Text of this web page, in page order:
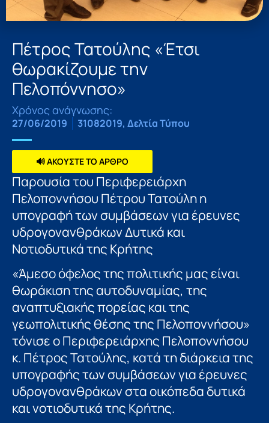
Πέτρος Τατούλης «Έτσι
θωρακίζουμε την
Πελοπόννησο»
Χρόνος ανάγνωσης:
27/06/2019 31082019, Δελτία Τύπου
🔊 ΑΚΟΥΣΤΕ ΤΟ ΑΡΘΡΟ
Παρουσία του Περιφερειάρχη
Πελοποννήσου Πέτρου Τατούλη η
υπογραφή των συμβάσεων για έρευνες
υδρογονανθράκων Δυτικά και
Νοτιοδυτικά της Κρήτης
«Άμεσο όφελος της πολιτικής μας είναι
θωράκιση της αυτοδυναμίας, της
αναπτυξιακής πορείας και της
γεωπολιτικής θέσης της Πελοποννήσου»
τόνισε ο Περιφερειάρχης Πελοποννήσου
κ. Πέτρος Τατούλης, κατά τη διάρκεια της
υπογραφής των συμβάσεων για έρευνες
υδρογονανθράκων στα οικόπεδα δυτικά
και νοτιοδυτικά της Κρήτης.